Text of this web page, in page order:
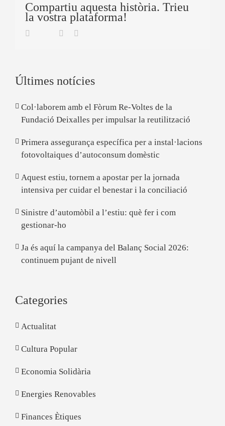
Compartiu aquesta història. Trieu
la vostra plataforma!
Facebook
TwitterLinkedin
Últimes notícies
Col·laborem amb el Fòrum Re-Voltes de la
Fundació Deixalles per impulsar la reutilització
Primera assegurança específica per a instal·lacions
fotovoltaiques d’autoconsum domèstic
Aquest estiu, tornem a apostar per la jornada
intensiva per cuidar el benestar i la conciliació
Sinistre d’automòbil a l’estiu: què fer i com
gestionar-ho
Ja és aquí la campanya del Balanç Social 2026:
continuem pujant de nivell
Categories
Actualitat
Cultura Popular
Economia Solidària
Energies Renovables
Finances Ètiques